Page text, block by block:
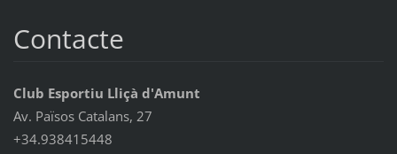
Contacte
Club Esportiu Lliçà d'Amunt
Av. Països Catalans, 27
+34.938415448